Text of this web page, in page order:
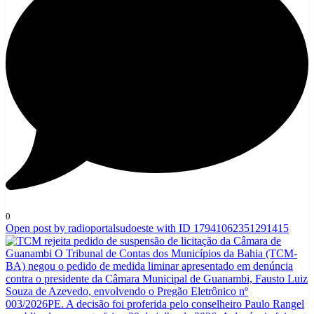
0
Open post by radioportalsudoeste with ID 17941062351291415